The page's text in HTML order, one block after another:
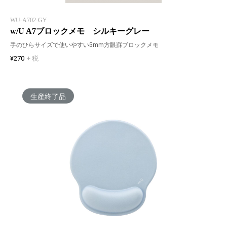
WU-A702-GY
w/U A7ブロックメモ シルキーグレー
手のひらサイズで使いやすい5mm方眼罫ブロックメモ
¥270 + 税
生産終了品